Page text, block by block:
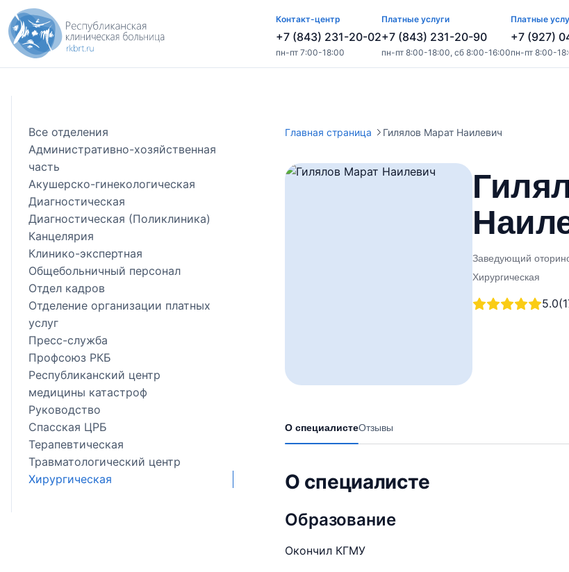
Контакт-центр
+7 (843) 231-20-02
пн-пт 7:00-18:00
Платные услуги
+7 (843) 231-20-90
пн-пт 8:00-18:00, сб 8:00-16:00
Платные
+7 (927)
пн-пт 8:00-
Все отделения
Административно-хозяйственная
часть
Акушерско-гинекологическая
Диагностическая
Диагностическая (Поликлиника)
Канцелярия
Клинико-экспертная
Общебольничный персонал
Отдел кадров
Отделение организации платных
услуг
Пресс-служба
Профсоюз РКБ
Республиканский центр
медицины катастроф
Руководство
Спасская ЦРБ
Терапевтическая
Травматологический центр
Хирургическая
Главная страница Гилялов Марат Наилевич
Заведующий
Хирургическая
5.0
О специалистеОтзывы
О специалисте
Образование
Окончил КГМУ